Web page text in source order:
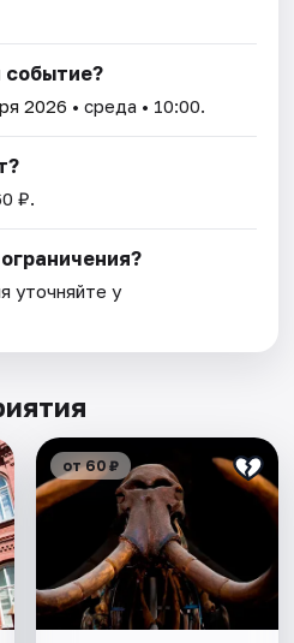
событие?
2026 • среда • 10:00.
₽.
уточняйте у
от 60 ₽